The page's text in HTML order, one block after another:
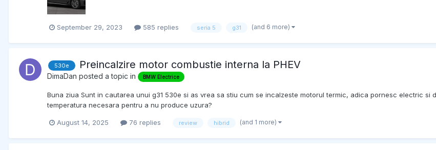
September 29, 2023 585 replies seria 5 g31 (and 6 more)
530e Preincalzire motor combustie interna la PHEV
DimaDan posted a topic in BMW Electrice
Buna ziua Sunt in cautarea unui g31 530e si as vrea sa stiu cum se incalzeste motorul termic, adica pornesc electric
temperatura necesara pentru a nu produce uzura?
August 14, 2025 76 replies review hibrid (and 1 more)